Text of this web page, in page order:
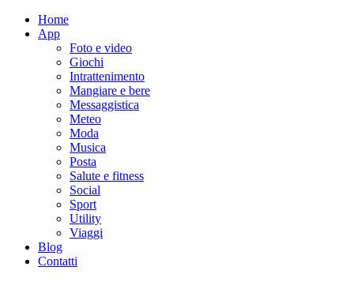
Home
App
Foto e video
Giochi
Intrattenimento
Mangiare e bere
Messaggistica
Meteo
Moda
Musica
Posta
Salute e fitness
Social
Sport
Utility
Viaggi
Blog
Contatti